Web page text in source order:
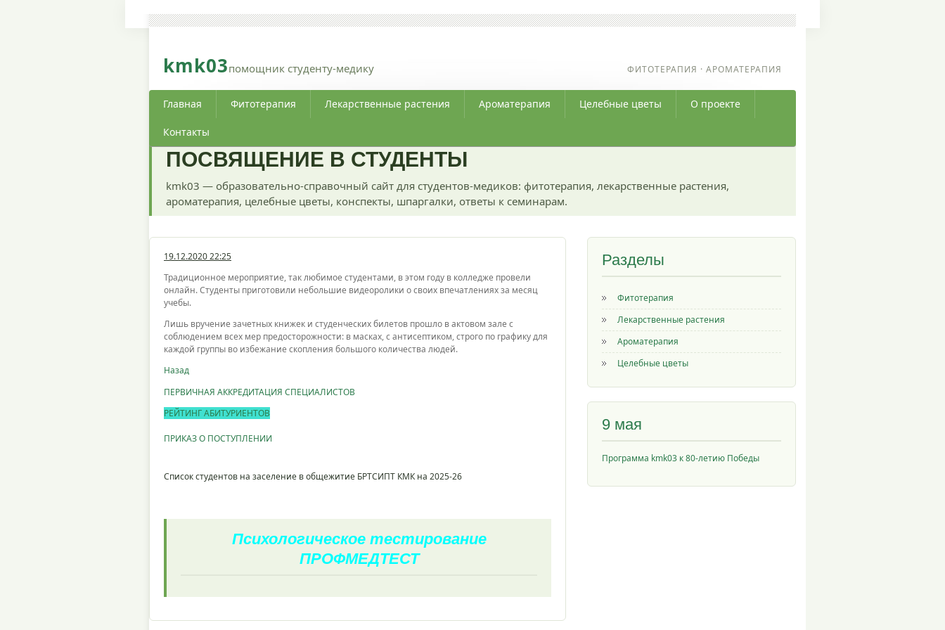
kmk03помощник студенту-медику ФИТОТЕРАПИЯ · АРОМАТЕРАПИЯ
Главная Фитотерапия Лекарственные растения Ароматерапия Целебные цветы О проекте
Контакты
ПОСВЯЩЕНИЕ В СТУДЕНТЫ
kmk03 — образовательно-справочный сайт для студентов-медиков: фитотерапия, лекарственные растения,
ароматерапия, целебные цветы, конспекты, шпаргалки, ответы к семинарам.
19.12.2020 22:25
Традиционное мероприятие, так любимое студентами, в этом году в колледже провели
онлайн. Студенты приготовили небольшие видеоролики о своих впечатлениях за месяц
учебы.
Лишь вручение зачетных книжек и студенческих билетов прошло в актовом зале с
соблюдением всех мер предосторожности: в масках, с антисептиком, строго по графику для
каждой группы во избежание скопления большого количества людей.
Назад
ПЕРВИЧНАЯ АККРЕДИТАЦИЯ СПЕЦИАЛИСТОВ
РЕЙТИНГ АБИТУРИЕНТОВ
ПРИКАЗ О ПОСТУПЛЕНИИ
Список студентов на заселение в общежитие БРТСИПТ КМК на 2025-26
Психологическое тестирование
ПРОФМЕДТЕСТ
Разделы
Фитотерапия
Лекарственные растения
Ароматерапия
Целебные цветы
9 мая
Программа kmk03 к 80-летию Победы